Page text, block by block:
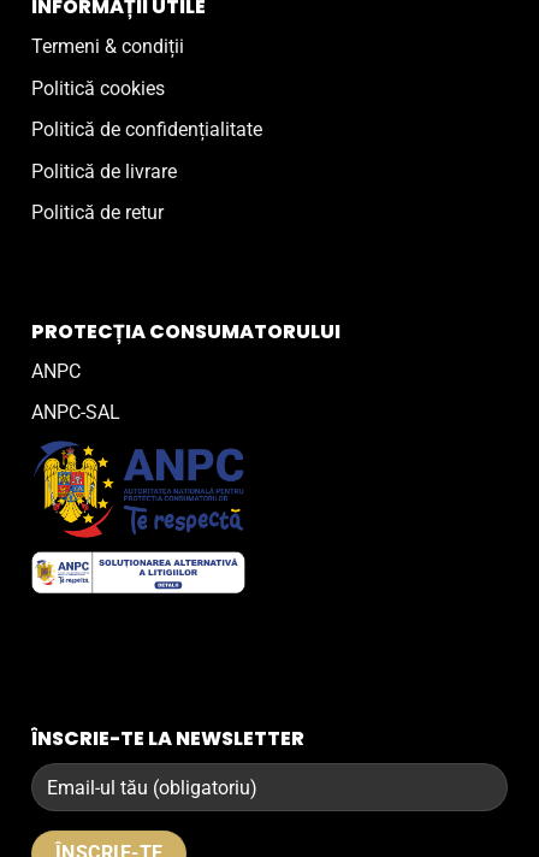
INFORMAȚII UTILE
Termeni & condiții
Politică cookies
Politică de confidențialitate
Politică de livrare
Politică de retur
PROTECȚIA CONSUMATORULUI
ANPC
ANPC-SAL
ÎNSCRIE-TE LA NEWSLETTER